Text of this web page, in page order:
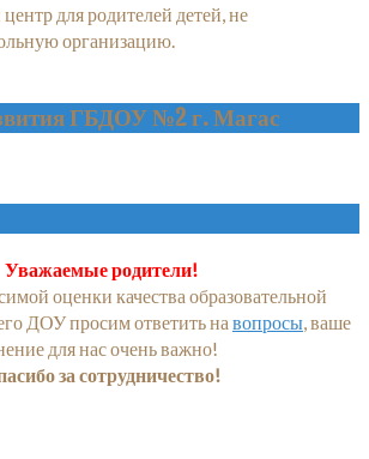
для родителей детей, не
организацию.
ГБДОУ №2 г. Магас
Уважаемые родители!
оценки качества образовательной
ДОУ просим ответить на вопросы , ваше
для нас очень важно!
за сотрудничество!